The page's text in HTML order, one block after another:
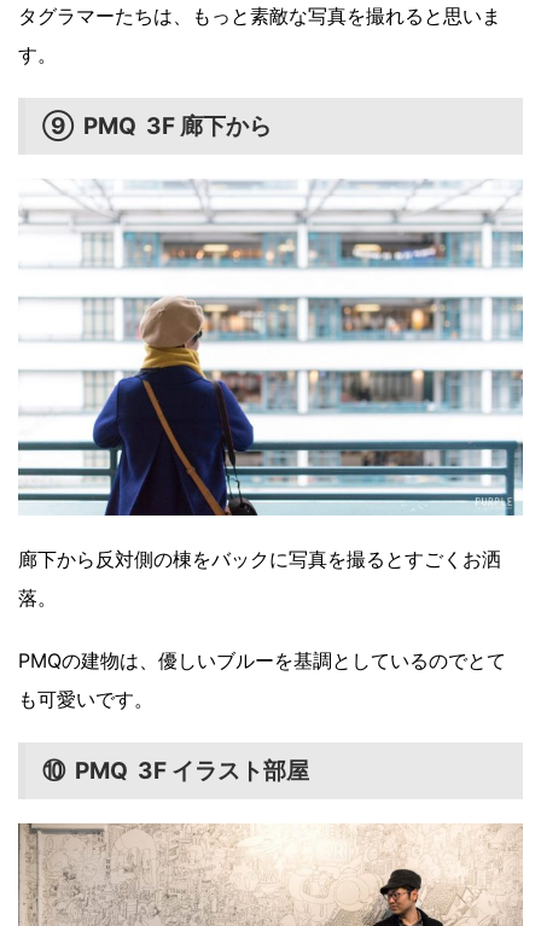
タグラマーたちは、もっと素敵な写真を撮れると思いま
す。
⑨ PMQ 3F 廊下から
廊下から反対側の棟をバックに写真を撮るとすごくお洒
落。
PMQの建物は、優しいブルーを基調としているのでとて
も可愛いです。
⑩ PMQ 3F イラスト部屋